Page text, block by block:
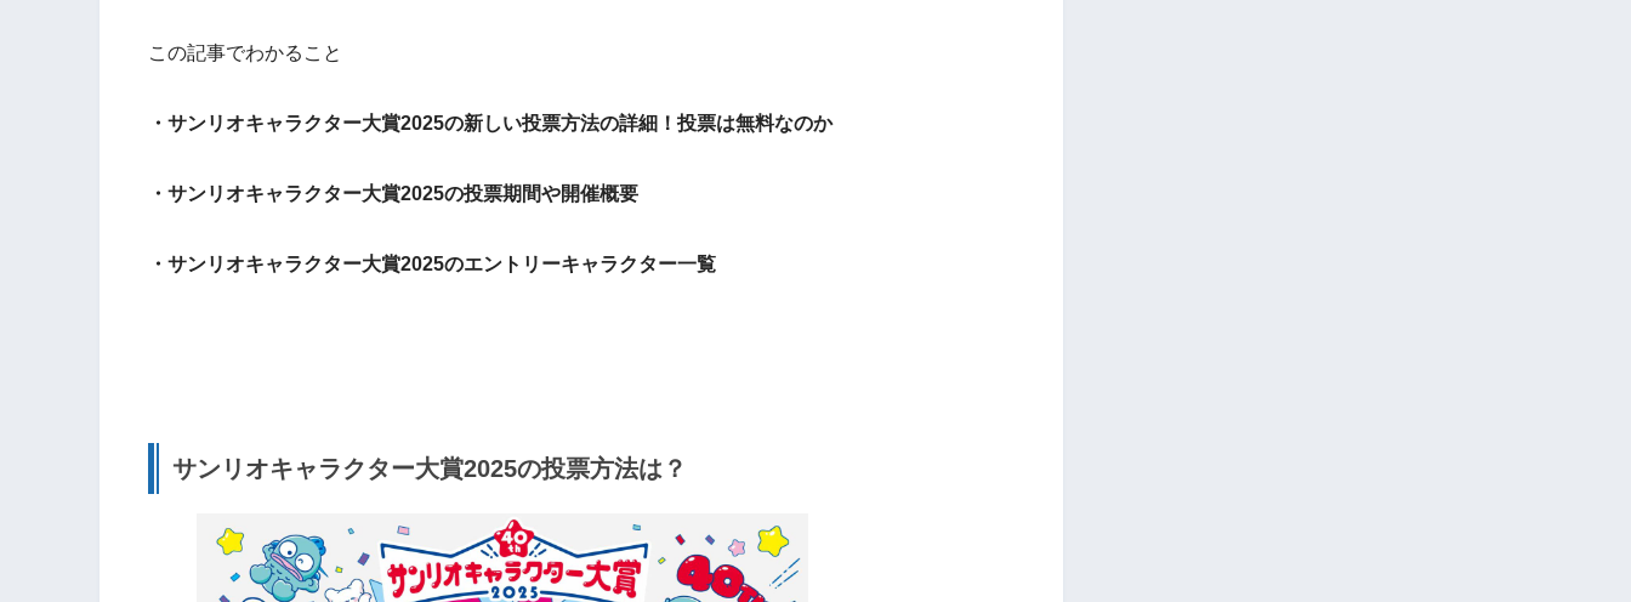
この記事でわかること
・サンリオキャラクター大賞2025の新しい投票方法の詳細！ 投票は無料なのか
・サンリオキャラクター大賞2025の投票期間や開催概要
・ サンリオキャラクター大賞2025のエントリーキャラクター一覧
サンリオキャラクター大賞2025の投票方法は？